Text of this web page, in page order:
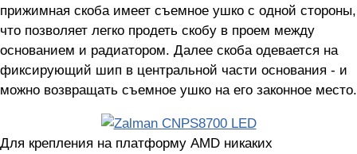
прижимная скоба имеет съемное ушко с одной стороны,
что позволяет легко продеть скобу в проем между
основанием и радиатором. Далее скоба одевается на
фиксирующий шип в центральной части основания - и
можно возвращать съемное ушко на его законное место.
Для крепления на платформу AMD никаких